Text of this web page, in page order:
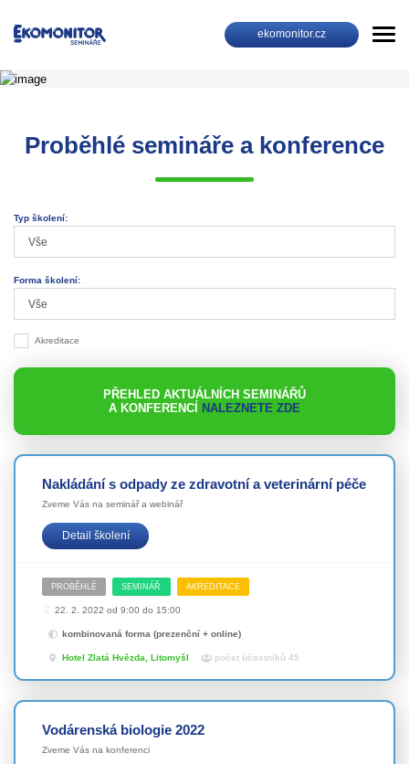
ekomonitor.cz
Proběhlé semináře a konference
Typ školení:
Forma školení:
Akreditace
PŘEHLED AKTUÁLNÍCH SEMINÁŘŮ
A KONFERENCÍ
NALEZNETE ZDE
Nakládání s odpady ze zdravotní a veterinární péče
Zveme Vás na seminář a webinář
Detail školení
PROBĚHLÉ SEMINÁŘ AKREDITACE
22. 2. 2022 od 9:00 do 15:00
kombinovaná forma (prezenční + online)
Hotel Zlatá Hvězda, Litomyšl počet účastníků 45
Vodárenská biologie 2022
Zveme Vás na konferenci